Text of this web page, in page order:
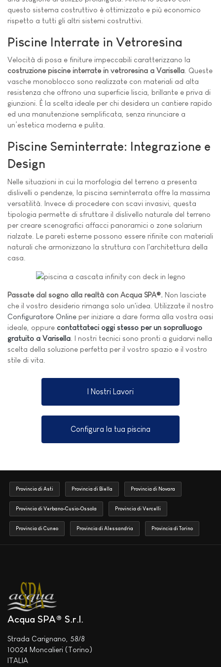
questo sistema costruttivo è ottimizzato e più economico
rispetto a tutti gli altri sistemi costruttivi.
Piscine Interrate in Vetroresina
Velocità di posa e finiture impeccabili caratterizzano la
costruzione piscine interrate in vetroresina a Varisella. Queste
vasche monoblocco sono realizzate con materiali ad alta
resistenza che offrono una superficie liscia, brillante e priva di
giunzioni. È la scelta ideale per chi desidera un cantiere rapido
ed una manutenzione semplificata, senza rinunciare a
un’estetica moderna e pulita.
Piscine Seminterrate: Integrazione e
Design
Nelle situazioni in cui la morfologia del terreno a presenta
dislivelli o pendenze, la piscina seminterrata offre la massima
versatilità. Invece di procedere con scavi invasivi, questa
tipologia permette di sfruttare il dislivello naturale del terreno
per creare scenografici affacci panoramici o zone solarium
rialzate. Le pareti esterne possono essere rifinite con materiali
naturali che armonizzano la struttura con l'architettura della
casa.
Passate dal sogno alla realtà con Acqua SPA®. Non lasciate
che il vostro desiderio rimanga solo un'idea. Utilizzate il nostro
Configuratore Online per iniziare a dare forma alla vostra oasi
ideale, oppure contattateci oggi stesso per un sopralluogo
gratuito a Varisella. I nostri tecnici sono pronti a guidarvi nella
scelta della soluzione perfetta per il vostro spazio e il vostro
stile di vita.
I Nostri Lavori
Configura la tua piscina
Provincia di Asti Provincia di Biella Provincia di Novara
Provincia di Verbano-Cusio-Ossola Provincia di Vercelli
Provincia di Cuneo Provincia di Alessandria Provincia di Torino
Acqua SPA® S.r.l.
Strada Carignano, 58/8
10024 Moncalieri (Torino)
ITALIA